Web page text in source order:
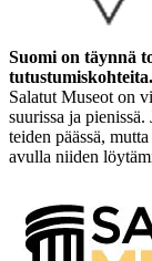
Suomi on täynnä
tutustumiskohteita.
Salatut Museot on
suurissa ja
teiden päässä,
avulla niiden